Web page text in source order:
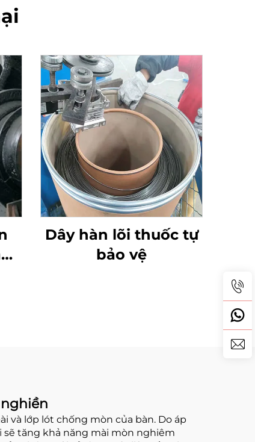
Dây hàn lõi thuốc tự
bảo vệ
và lớp lót chống mòn của bàn. Do áp
sẽ tăng khả năng mài mòn nghiêm